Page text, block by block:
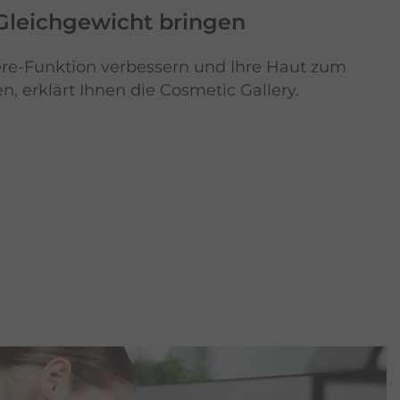
bringen
Funktion verbessern und Ihre Haut zum
erklärt Ihnen die Cosmetic Gallery.